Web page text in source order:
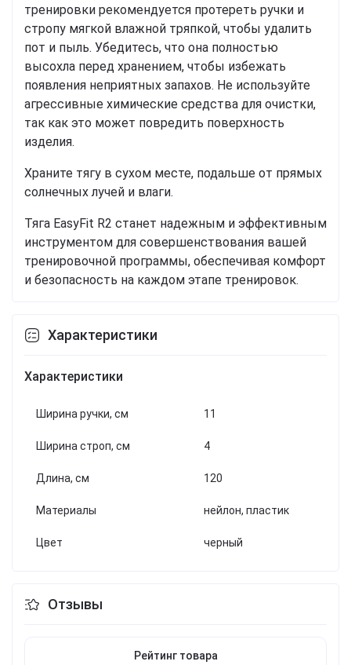
тренировки рекомендуется протереть ручки и
стропу мягкой влажной тряпкой, чтобы удалить
пот и пыль. Убедитесь, что она полностью
высохла перед хранением, чтобы избежать
появления неприятных запахов. Не используйте
агрессивные химические средства для очистки,
так как это может повредить поверхность
изделия.
Храните тягу в сухом месте, подальше от прямых
солнечных лучей и влаги.
Тяга EasyFit R2 станет надежным и эффективным
инструментом для совершенствования вашей
тренировочной программы, обеспечивая комфорт
и безопасность на каждом этапе тренировок.
Характеристики
Характеристики
Ширина ручки, см 11
Ширина строп, см 4
Длина, см 120
Материалы нейлон, пластик
Цвет черный
Отзывы
Рейтинг товара